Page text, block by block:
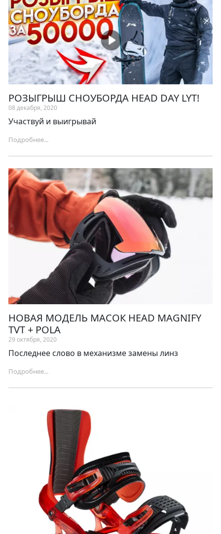
РОЗЫГРЫШ СНОУБОРДА HEAD DAY LYT!
08 декабря, 2020
Участвуй и выигрывай
Подробнее...
НОВАЯ МОДЕЛЬ МАСОК HEAD MAGNIFY
TVT + POLA
29 октября, 2020
Последнее слово в механизме замены линз
Подробнее...